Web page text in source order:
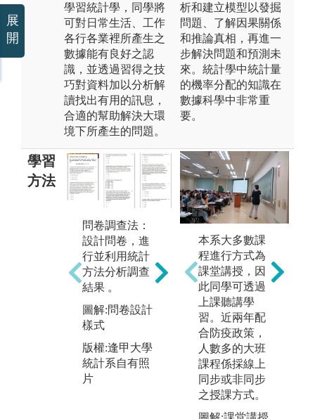
學習統計學，同學將
可對日常生活、工作
各行各業裡所產生之
數據能有良好之認
識，並透過習得之技
巧對資料加以分析解
讀找出有用的訊息，
合適的幫助解決大環
境下所產生的問題。
析和建立模型以發掘
問題、了解因果關係
和推論真相，再進一
步解決問題和預測未
來。統計學中統計量
的機率分配的知識在
數據科學中非常重
要。
學習
方法
問卷調查法：
設計問卷，進
行並利用統計
方法分析調查
結果 。
圖解:問卷設計
樣式
版權:逢甲大學
統計系自有照
片
析：運用統計
工具分析資料
庫、資料擷取
與運用。
圖解:數據分析
結果圖
版權:逢甲大學
統計系自有照
片
本系大多數課
程進行方式為
課堂講授，因
此同學可透過
上課聽講學
習。近兩年配
合防疫政策，
人數多的大班
課程係採線上
同步或非同步
之授課方式。
展
開